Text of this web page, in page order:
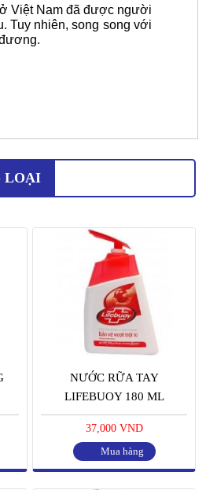
Việt Nam đã được người
Tuy nhiên, song song với
LOẠI
NƯỚC RỮA TAY
LIFEBUOY 180 ML
37,000 VND
Mua hàng